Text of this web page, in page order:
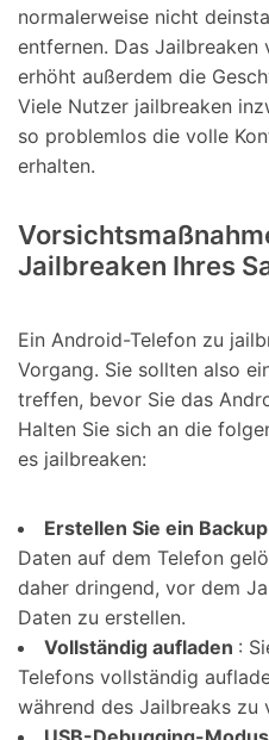
normalerweise nicht
entfernen. Das Jailbreaken
erhöht außerdem die
Viele Nutzer jailbreaken
so problemlos die volle
erhalten.
Jailbreaken Ihres
Ein Android-Telefon zu
Vorgang. Sie sollten also
treffen, bevor Sie das
Halten Sie sich an die
es jailbreaken:
Erstellen Sie ein
Daten auf dem Telefon
daher dringend, vor dem
Daten zu erstellen.
Vollständig aufladen :
Telefons vollständig
während des Jailbreaks zu